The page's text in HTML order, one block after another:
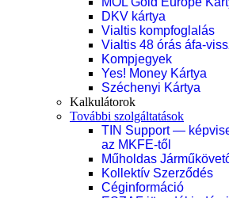
DKV kártya
Vialtis kompfoglalás
Vialtis 48 órás áfa-
Kompjegyek
Yes! Money Kártya
Széchenyi Kártya
Kalkulátorok
További szolgáltatások
TIN Support —
az MKFE-től
Műholdas
Kollektív Szerződés
Céginformáció